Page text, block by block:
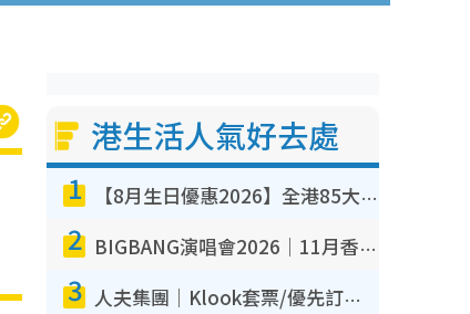
港生活人氣好去處
1 【8月生日優惠2026】全港85大食買玩著數攻略 自助餐/火鍋放題同行免費＋誠品/DONKI送現金券
2 BIGBANG演唱會2026｜11月香港啟德開3場！實名制VIP申請、優先購票攻略
3 人夫集團｜Klook套票/優先訂票/公開發售搶飛攻略！附票價.購票連結.場地座位表